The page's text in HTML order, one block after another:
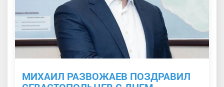
МИХАИЛ РАЗВОЖАЕВ ПОЗДРАВИЛ